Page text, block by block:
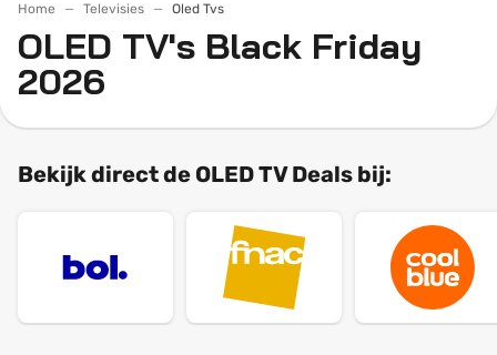
Home Televisies Oled Tvs
OLED TV's Black Friday
2026
Bekijk direct de OLED TV Deals bij: